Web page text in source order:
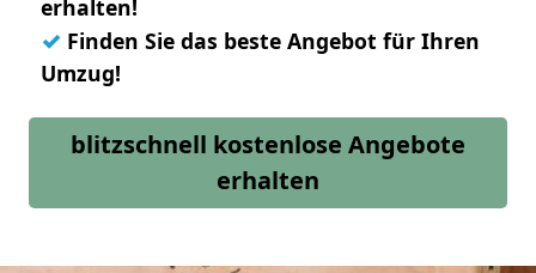
erhalten!
✓ Finden Sie das beste Angebot für Ihren
Umzug!
blitzschnell kostenlose Angebote
erhalten